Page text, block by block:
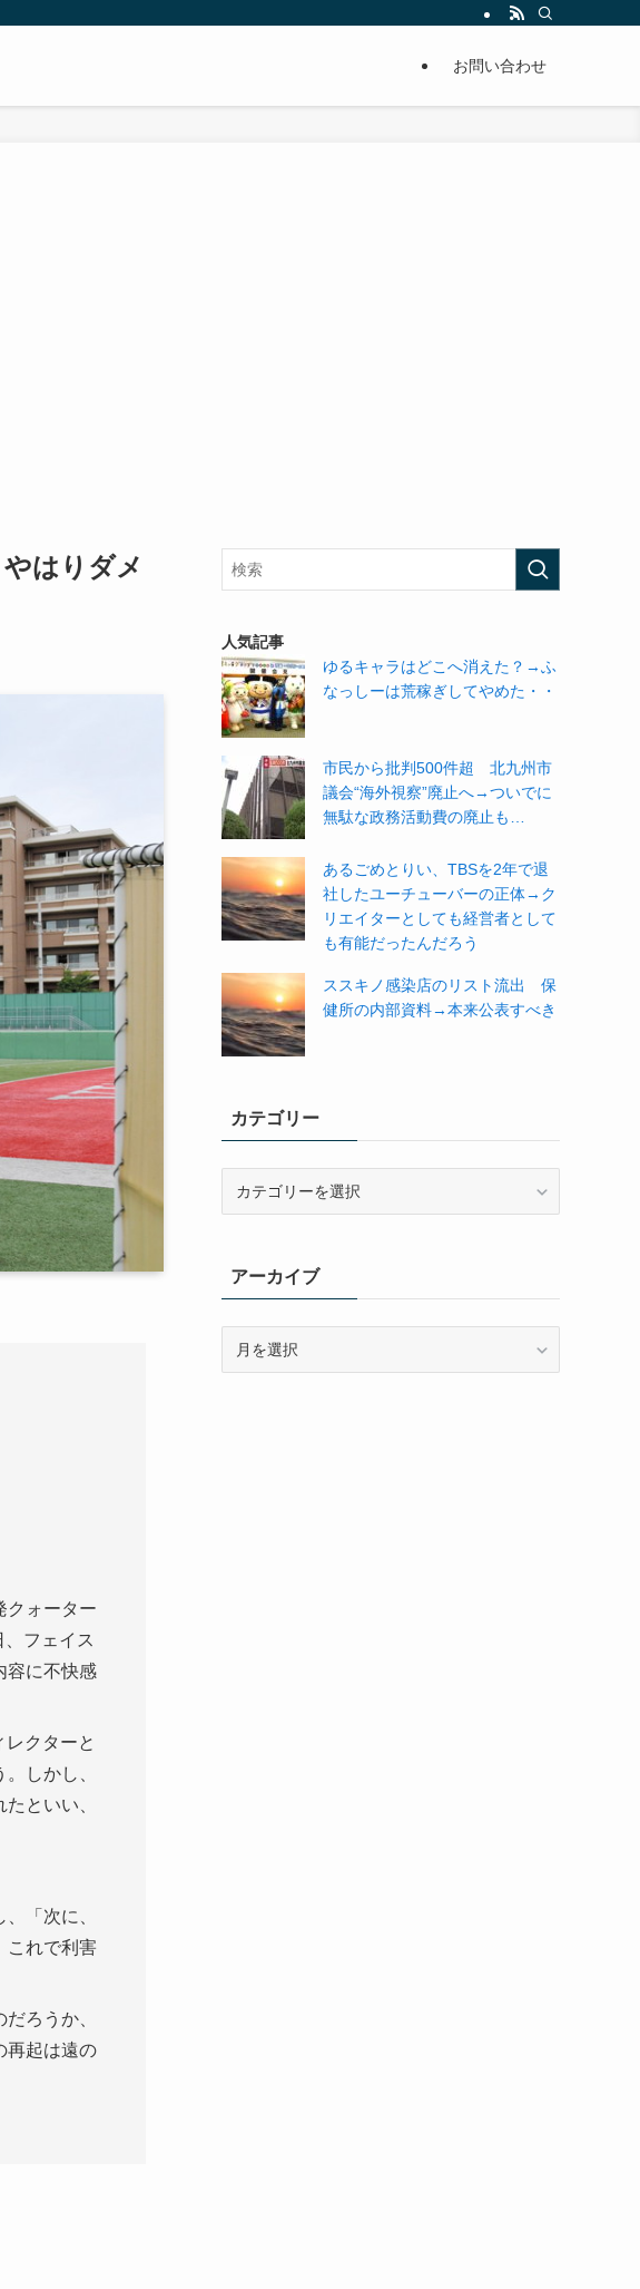
んでいる方々が簡単に痩せることが出来るように分かりやすくまとめています。
お問い合わせ
はりダメ
クォーター
フェイス
容に不快感
クターと
しかし、
といい、
「次に、
これで利害
ろうか、
再起は遠の
人気記事
ゆるキャラはどこへ消えた？→ふ
なっしーは荒稼ぎしてやめた・・
市民から批判500件超 北九州市
議会“海外視察”廃止へ→ついでに
無駄な政務活動費の廃止も…
あるごめとりい、TBSを2年で退
社したユーチューバーの正体→ク
リエイターとしても経営者として
も有能だったんだろう
ススキノ感染店のリスト流出 保
健所の内部資料→本来公表すべき
カテゴリー
ーアーカイブ